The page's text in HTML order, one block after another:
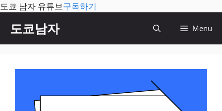
도쿄 남자 유튜브구독하기
츠
도쿄남자 Menu